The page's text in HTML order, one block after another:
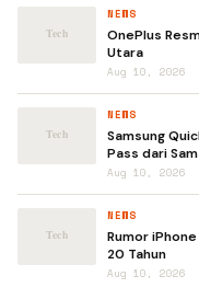
NEWS
OnePlus
Utara
Aug 10, 2026
NEWS
Samsung
Pass dari
Aug 10, 2026
NEWS
Rumor
20 Tahun
Aug 10, 2026